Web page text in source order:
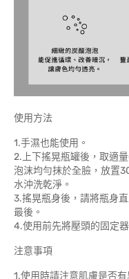
使用方法
1.手濕也能使用。
2.上下搖晃瓶罐後，取適
泡沫均勻抹於全臉，放置
水沖洗乾淨。
3.搖晃瓶身後，請將瓶身
最後。
4.使用前先將壓頭的固定器
注意事項
1.使用時請注意肌膚是否